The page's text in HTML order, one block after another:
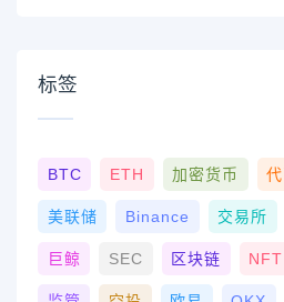
标签
BTC ETH 加密货币
美联储 Binance 交易所
巨鲸 SEC 区块链 NFT